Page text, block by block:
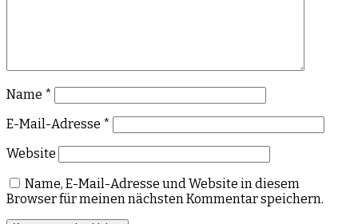
Name *
E-Mail-Adresse *
Website
Name, E-Mail-Adresse und Website in diesem
Browser für meinen nächsten Kommentar speichern.